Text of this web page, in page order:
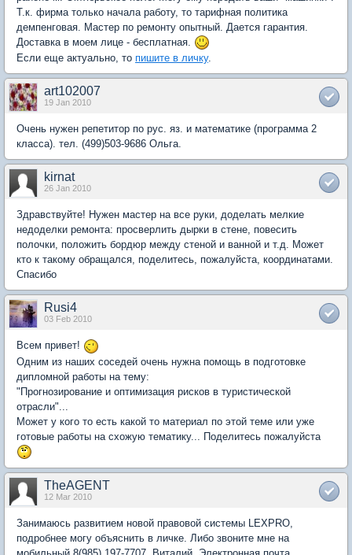
Т.к. фирма только начала работу, то тарифная политика
демпенговая. Мастер по ремонту опытный. Дается гарантия.
Доставка в моем лице - бесплатная.
Если еще актуально, то пишите в личку.
art102007
19 Jan 2010
Очень нужен репетитор по рус. яз. и математике (программа 2
класса). тел. (499)503-9686 Ольга.
kirnat
26 Jan 2010
Здравствуйте! Нужен мастер на все руки, доделать мелкие
недоделки ремонта: просверлить дырки в стене, повесить
полочки, положить бордюр между стеной и ванной и т.д. Может
кто к такому обращался, поделитесь, пожалуйста, координатами.
Спасибо
Rusi4
03 Feb 2010
Всем привет!
Одним из наших соседей очень нужна помощь в подготовке
дипломной работы на тему:
"Прогнозирование и оптимизация рисков в туристической
отрасли"...
Может у кого то есть какой то материал по этой теме или уже
готовые работы на схожую тематику... Поделитесь пожалуйста
TheAGENT
12 Mar 2010
Занимаюсь развитием новой правовой системы LEXPRO,
подробнее могу объяснить в личке. Либо звоните мне на